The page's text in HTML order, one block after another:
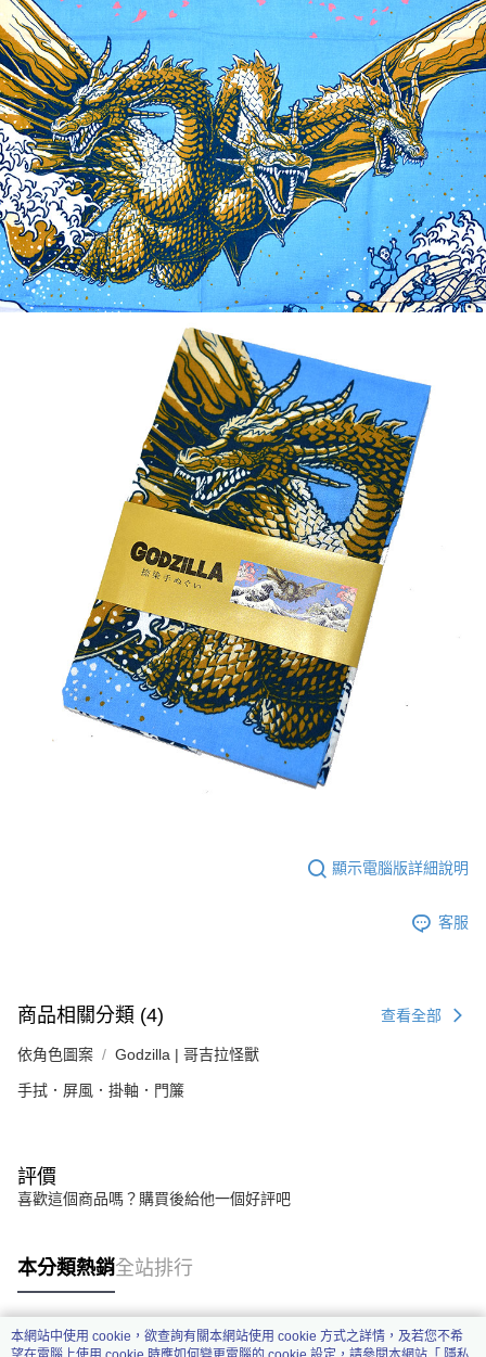
顯示電腦版詳細說明
客服
商品相關分類 (4) 查看全部
依角色圖案 Godzilla | 哥吉拉怪獸
手拭．屏風．掛軸．門簾
評價
喜歡這個商品嗎？購買後給他一個好評吧
本分類熱銷全站排行
熱門標籤
本網站中使用 cookie，欲查詢有關本網站使用 cookie 方式之詳情，及若您不希